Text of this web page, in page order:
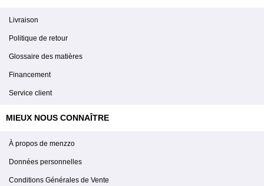
Livraison
Politique de retour
Glossaire des matières
Financement
Service client
MIEUX NOUS CONNAÎTRE
À propos de menzzo
Données personnelles
Conditions Générales de Vente